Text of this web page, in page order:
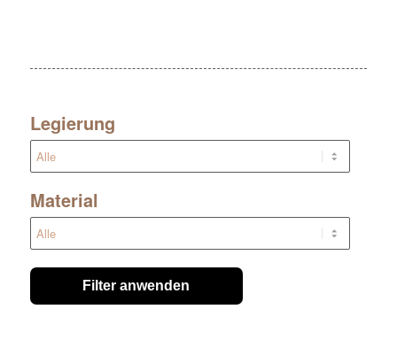
Legierung
Material
Filter anwenden